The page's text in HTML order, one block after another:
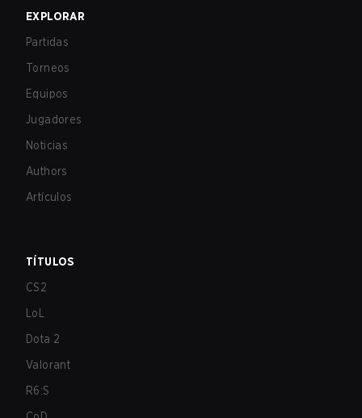
EXPLORAR
Partidas
Torneos
Equipos
Jugadores
Noticias
Authors
Artículos
TÍTULOS
CS2
LoL
Dota 2
Valorant
R6:S